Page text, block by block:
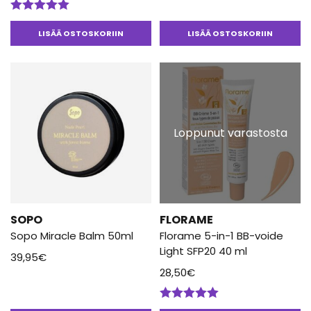
Arvostelu
tuotteesta:LISÄÄ OSTOSKORIIN LISÄÄ OSTOSKORIIN
SOPO
Sopo Miracle Balm 50ml
39,95€
Loppunut varastosta
FLORAME
Florame 5-in-1 BB-voide
Light SFP20 40 ml
28,50€